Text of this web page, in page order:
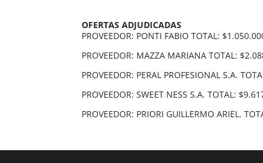
OFERTAS ADJUDICADAS
PROVEEDOR: PONTI FABIO TOTAL:
PROVEEDOR: MAZZA MARIANA TOTAL:
PROVEEDOR: PERAL PROFESIONAL S.A.
PROVEEDOR: SWEET NESS S.A. TOTAL:
PROVEEDOR: PRIORI GUILLERMO ARIEL.